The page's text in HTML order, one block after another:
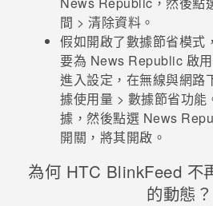
企業採購
VIVELAND
間 > 清除資料 。
假如開啟了數據節省模式
要為 News Republic 啟
進入設定 ，在無線與網路
據使用量 > 數據節省功能
據 ，然後點選 News
開關，將其開啟。
為何 HTC BlinkFeed 不
的動態？